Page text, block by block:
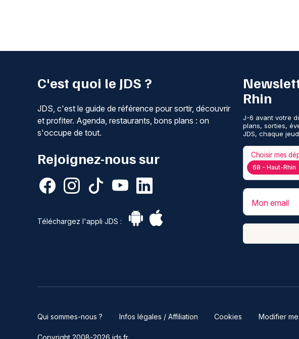
C'est quoi le JDS ?
JDS, c'est le guide de référence pour sortir, découvrir
et profiter. Agenda, restaurants, bons plans : on
s'occupe de tout.
Rejoignez-nous sur
Téléchargez l'appli JDS :
Rhin
J-6 avant votre
plans, sorties,
JDS, chaque
68 - Haut-Rhin
Choisir mes
Mon email
Qui sommes-nous ? Infos légales / Affiliation Cookies Modifier
Copyright 2008-2026 jds.fr